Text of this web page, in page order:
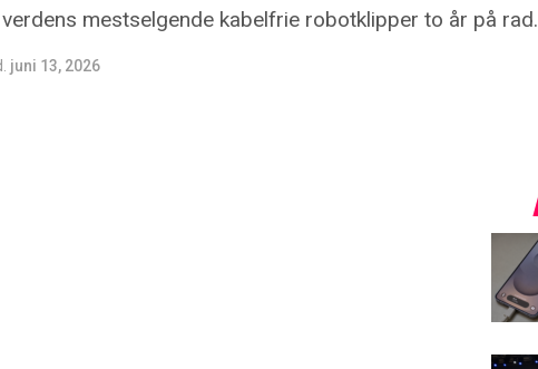
mestselgende kabelfrie robotklipper to år på rad.
juni 13, 2026